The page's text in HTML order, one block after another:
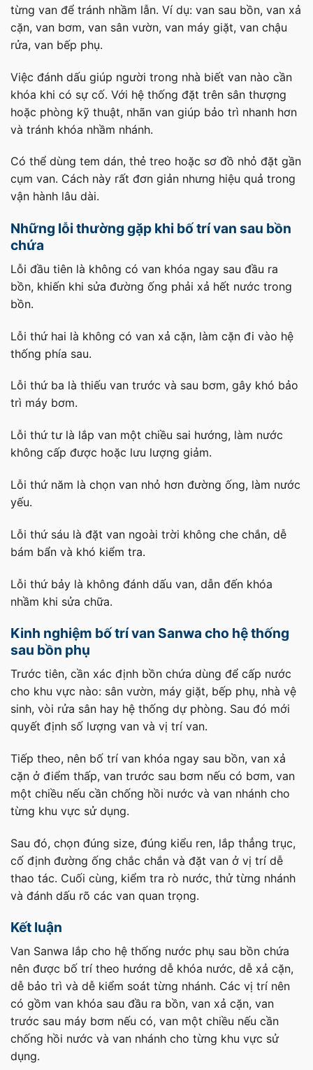
từng van để tránh nhầm lẫn. Ví dụ: van sau bồn, van xả
cặn, van bơm, van sân vườn, van máy giặt, van chậu
rửa, van bếp phụ.
Việc đánh dấu giúp người trong nhà biết van nào cần
khóa khi có sự cố. Với hệ thống đặt trên sân thượng
hoặc phòng kỹ thuật, nhãn van giúp bảo trì nhanh hơn
và tránh khóa nhầm nhánh.
Có thể dùng tem dán, thẻ treo hoặc sơ đồ nhỏ đặt gần
cụm van. Cách này rất đơn giản nhưng hiệu quả trong
vận hành lâu dài.
Những lỗi thường gặp khi bố trí van sau bồn
chứa
Lỗi đầu tiên là không có van khóa ngay sau đầu ra
bồn, khiến khi sửa đường ống phải xả hết nước trong
bồn.
Lỗi thứ hai là không có van xả cặn, làm cặn đi vào hệ
thống phía sau.
Lỗi thứ ba là thiếu van trước và sau bơm, gây khó bảo
trì máy bơm.
Lỗi thứ tư là lắp van một chiều sai hướng, làm nước
không cấp được hoặc lưu lượng giảm.
Lỗi thứ năm là chọn van nhỏ hơn đường ống, làm nước
yếu.
Lỗi thứ sáu là đặt van ngoài trời không che chắn, dễ
bám bẩn và khó kiểm tra.
Lỗi thứ bảy là không đánh dấu van, dẫn đến khóa
nhầm khi sửa chữa.
Kinh nghiệm bố trí van Sanwa cho hệ thống
sau bồn phụ
Trước tiên, cần xác định bồn chứa dùng để cấp nước
cho khu vực nào: sân vườn, máy giặt, bếp phụ, nhà vệ
sinh, vòi rửa sân hay hệ thống dự phòng. Sau đó mới
quyết định số lượng van và vị trí van.
Tiếp theo, nên bố trí van khóa ngay sau bồn, van xả
cặn ở điểm thấp, van trước sau bơm nếu có bơm, van
một chiều nếu cần chống hồi nước và van nhánh cho
từng khu vực sử dụng.
Sau đó, chọn đúng size, đúng kiểu ren, lắp thẳng trục,
cố định đường ống chắc chắn và đặt van ở vị trí dễ
thao tác. Cuối cùng, kiểm tra rò nước, thử từng nhánh
và đánh dấu rõ các van quan trọng.
Kết luận
Van Sanwa lắp cho hệ thống nước phụ sau bồn chứa
nên được bố trí theo hướng dễ khóa nước, dễ xả cặn,
dễ bảo trì và dễ kiểm soát từng nhánh. Các vị trí nên
có gồm van khóa sau đầu ra bồn, van xả cặn, van
trước sau máy bơm nếu có, van một chiều nếu cần
chống hồi nước và van nhánh cho từng khu vực sử
dụng.